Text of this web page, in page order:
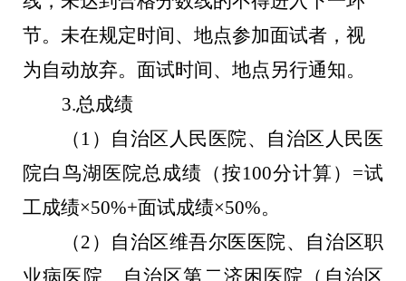
节。未在规定时间、地点参加面试者，视
为自动放弃。面试时间、地点另行通知。
3.总成绩
（ 1 ） 自治区人民医院、 自治区人民医
院白鸟湖医院总成绩（按100分计算） =试
工成绩×50%+面试成绩×50%。
（2 ） 自治区维吾尔医医院、 自治区职
业病医院、自治区第二济困医院（自治区